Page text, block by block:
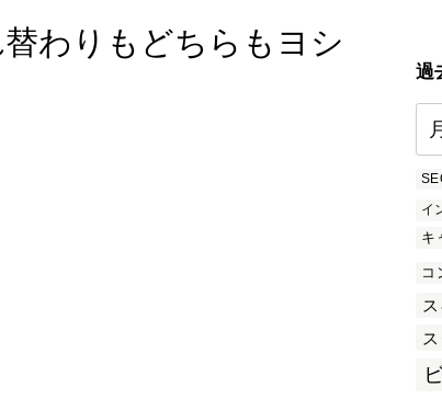
わりもどちらもヨシ
過
イ
キ
コ